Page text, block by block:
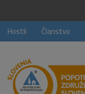
Hostli Članstvo